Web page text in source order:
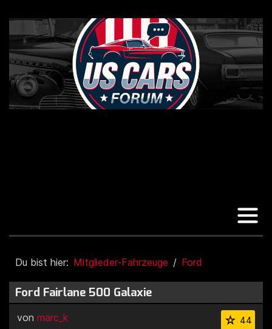
Du bist hier: Mitglieder-Fahrzeuge Ford
Ford Fairlane 500 Galaxie
44
von marc_k